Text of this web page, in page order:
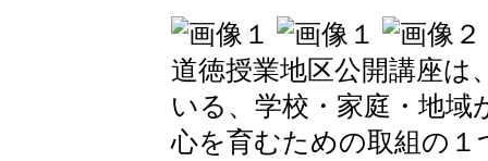
道徳授業地区公開講座は
いる、学校・家庭・地
心を育むための取組の１